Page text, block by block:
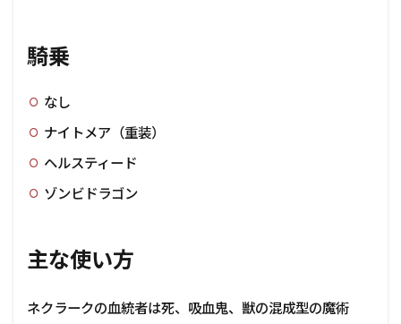
騎乗
なし
ナイトメア（重装）
ヘルスティード
ゾンビドラゴン
主な使い方
ネクラークの血統者は死、吸血鬼、獣の混成型の魔術